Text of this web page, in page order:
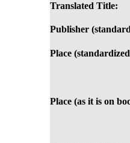
Translated Title:
Publisher
Place
Place (as it is on